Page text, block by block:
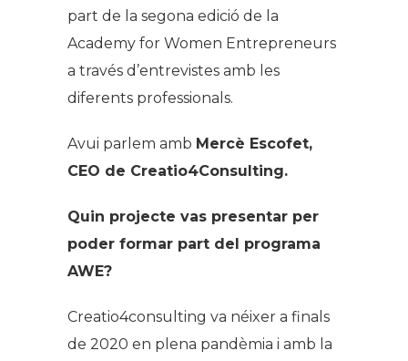
part de la segona edició de la
Academy for Women Entrepreneurs
a través d’entrevistes amb les
diferents professionals.
Avui parlem amb Mercè Escofet,
CEO de Creatio4Consulting.
Quin projecte vas presentar per
poder formar part del programa
AWE?
Creatio4consulting va néixer a finals
de 2020 en plena pandèmia i amb la